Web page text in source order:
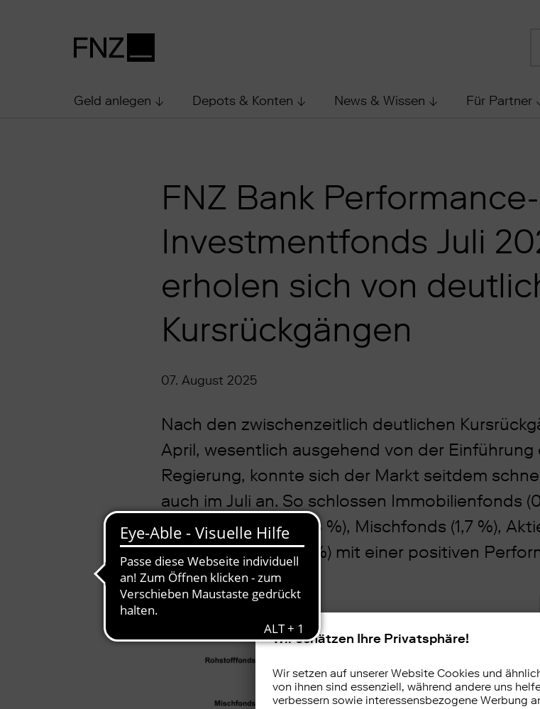
Geld anlegen Depots & Konten News & Wissen Für Partner
FNZ Bank
Investmentfonds Juli
erholen sich von
Kursrückgängen
07. August 2025
Nach den zwischenzeitlich deutlichen
April, wesentlich ausgehend von der
Regierung, konnte sich der Markt seitdem
auch im Juli an. So schlossen Immobilienfonds
Geldmarktfonds (0,8 %), Mischfonds (1,7 %),
Rohstofffonds (2,8 %) mit einer positiven